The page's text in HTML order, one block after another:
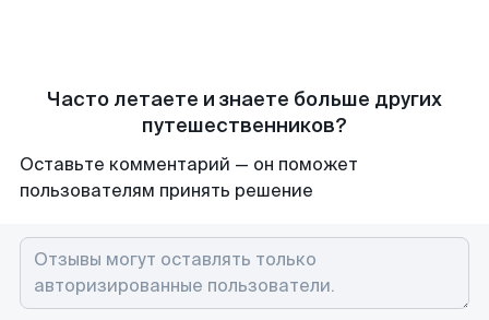
Часто летаете и знаете больше других
путешественников?
Оставьте комментарий — он поможет
пользователям принять решение